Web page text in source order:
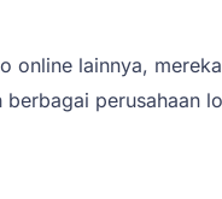
lainnya,
perusahaan